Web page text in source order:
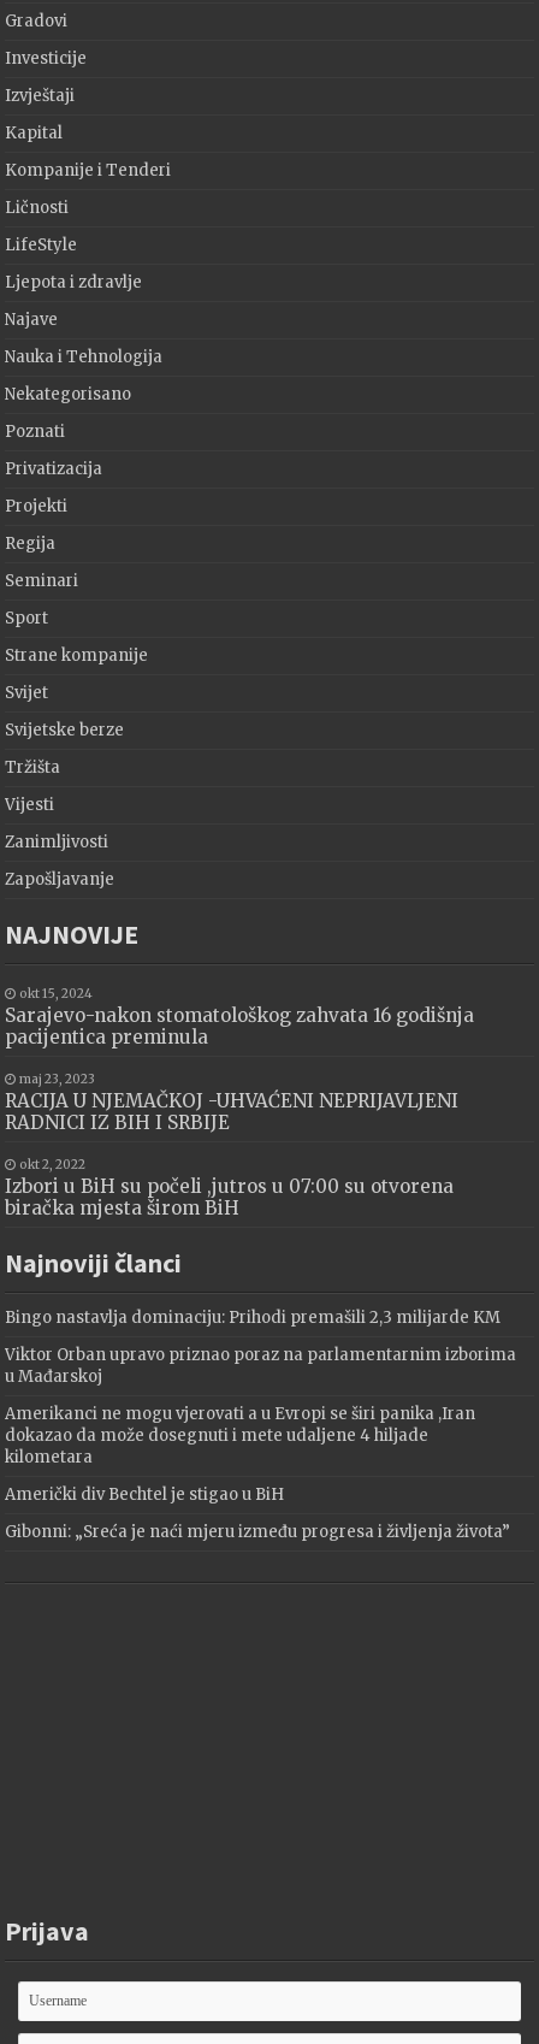
Gradovi
Investicije
Izvještaji
Kapital
Kompanije i Tenderi
Ličnosti
LifeStyle
Ljepota i zdravlje
Najave
Nauka i Tehnologija
Nekategorisano
Poznati
Privatizacija
Projekti
Regija
Seminari
Sport
Strane kompanije
Svijet
Svijetske berze
Tržišta
Vijesti
Zanimljivosti
Zapošljavanje
NAJNOVIJE
okt 15, 2024
Sarajevo-nakon stomatološkog zahvata 16 godišnja
pacijentica preminula
maj 23, 2023
RACIJA U NJEMAČKOJ -UHVAĆENI NEPRIJAVLJENI
RADNICI IZ BIH I SRBIJE
okt 2, 2022
Izbori u BiH su počeli ,jutros u 07:00 su otvorena
biračka mjesta širom BiH
Najnoviji članci
Bingo nastavlja dominaciju: Prihodi premašili 2,3 milijarde KM
Viktor Orban upravo priznao poraz na parlamentarnim izborima
u Mađarskoj
Amerikanci ne mogu vjerovati a u Evropi se širi panika ,Iran
dokazao da može dosegnuti i mete udaljene 4 hiljade
kilometara
Američki div Bechtel je stigao u BiH
Gibonni: „Sreća je naći mjeru između progresa i življenja života”
Prijava